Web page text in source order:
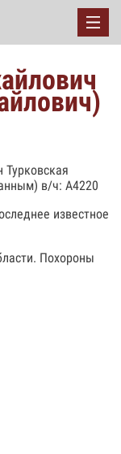
в/ч: А4220
известное
Похороны